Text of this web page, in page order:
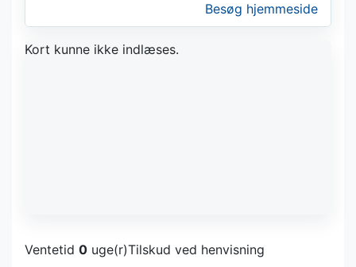
Besøg hjemmeside
Kort kunne ikke indlæses.
Ventetid 0 uge(r)Tilskud ved henvisning